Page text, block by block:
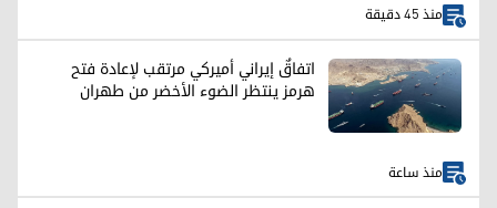
منذ 45 دقيقة
اتفاقٌ إيراني أميركي مرتقب لإعادة فتح
هرمز ينتظر الضوء الأخضر من طهران
منذ ساعة